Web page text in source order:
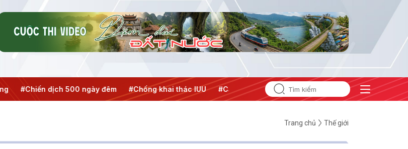
ngày đêm #Chống khai thác IUU #Căng thẳng Trung Đông #An ninh năng lượng #Bảo vệ nền tảng tư
Trang chủ Thế giới